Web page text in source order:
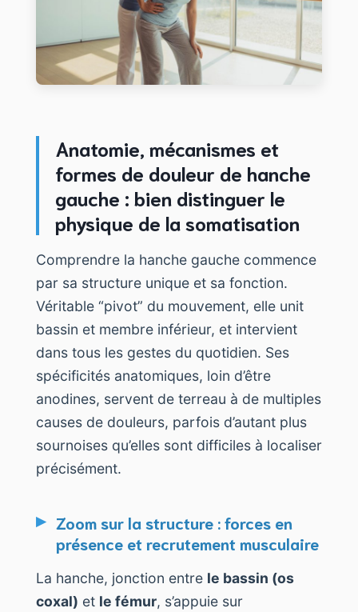
Anatomie, mécanismes et
formes de douleur de hanche
gauche : bien distinguer le
physique de la somatisation
Comprendre la hanche gauche commence
par sa structure unique et sa fonction.
Véritable “pivot” du mouvement, elle unit
bassin et membre inférieur, et intervient
dans tous les gestes du quotidien. Ses
spécificités anatomiques, loin d’être
anodines, servent de terreau à de multiples
causes de douleurs, parfois d’autant plus
sournoises qu’elles sont difficiles à localiser
précisément.
Zoom sur la structure : forces en
présence et recrutement musculaire
La hanche, jonction entre le bassin (os
coxal) et le fémur, s’appuie sur